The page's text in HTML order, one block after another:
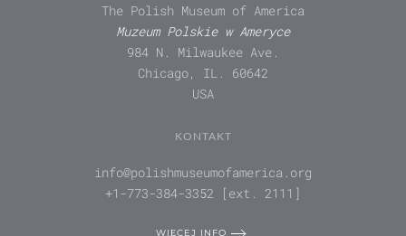
The Polish Museum of America
Muzeum Polskie w Ameryce
984 N. Milwaukee Ave.
Chicago, IL. 60642
USA
KONTAKT
info@polishmuseumofamerica.org
+1-773-384-3352 [ext. 2111]
WIĘCEJ INFO